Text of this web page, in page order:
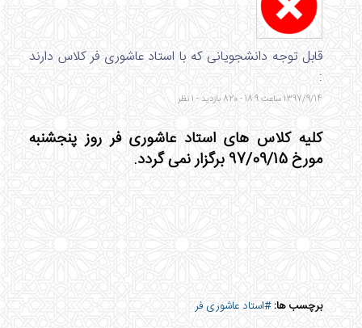
قابل توجه دانشجویانی که با استاد عاشوری فر کلاس دارند
:
1397/9/14 ساعت 18:9 - 820 بازدید - 1 نظر
کلیه کلاس های استاد عاشوری فر روز پنجشنبه
مورخ 97/09/15 برگزار نمی گردد.
برچسب ها:#استاد عاشوری فر